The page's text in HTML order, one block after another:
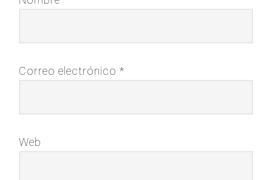
Correo electrónico*
Web